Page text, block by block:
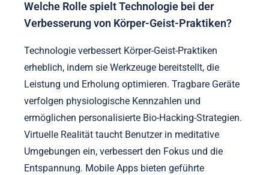
Welche Rolle spielt Technologie bei der
Verbesserung von Körper-Geist-Praktiken?
Technologie verbessert Körper-Geist-Praktiken
erheblich, indem sie Werkzeuge bereitstellt, die
Leistung und Erholung optimieren. Tragbare Geräte
verfolgen physiologische Kennzahlen und
ermöglichen personalisierte Bio-Hacking-Strategien.
Virtuelle Realität taucht Benutzer in meditative
Umgebungen ein, verbessert den Fokus und die
Entspannung. Mobile Apps bieten geführte